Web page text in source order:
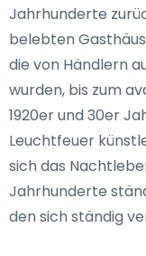
Jahrhunderte
belebten
die von Händlern
wurden, bis zum
1920er und 30er
Leuchtfeuer
sich das
Jahrhunderte
den sich ständig